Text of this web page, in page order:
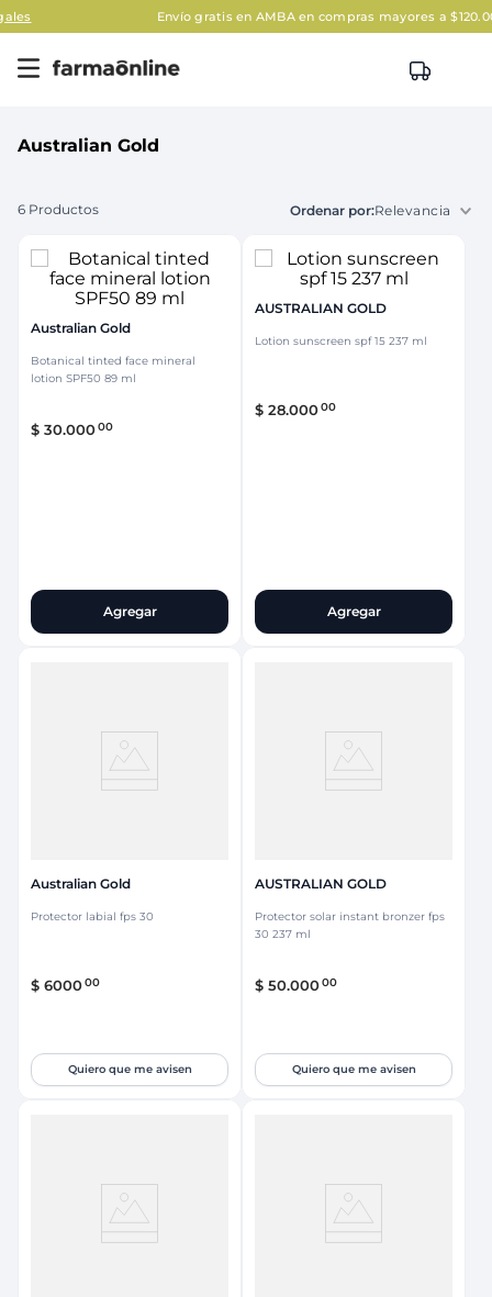
Envío gratis en AMBA en compras mayores a $120.000
Australian Gold
6 Productos Relevancia
Australian Gold
Botanical tinted face mineral
lotion SPF50 89 ml
$ 30.00000
Agregar
AUSTRALIAN GOLD
Lotion sunscreen spf 15 237 ml
$ 28.00000
Agregar
Australian Gold
Protector labial fps 30
$ 600000
Quiero que me avisen
AUSTRALIAN GOLD
Protector solar instant bronzer fps
30 237 ml
$ 50.00000
Quiero que me avisen